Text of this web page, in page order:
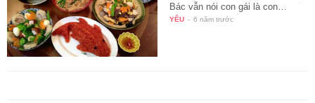
Bác vẫn nói con gái là con…
YÊU - 6 năm trước